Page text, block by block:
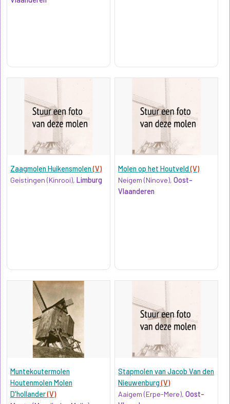
Zaagmolen Huikensmolen(V)
Geistingen (Kinrooi), Limburg
Molen op het Houtveld(V)
Neigem (Ninove),Oost-
Vlaanderen
Muntekoutermolen
Houtenmolen Molen
D'hollander(V)
Stapmolen van Jacob Van den
Nieuwenburg(V)
Aaigem (Erpe-Mere),Oost-